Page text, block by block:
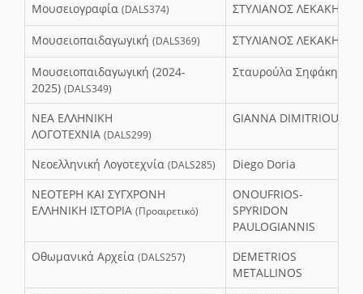
Μουσειογραφία (DALS374) ΣΤΥΛΙΑΝΟΣ ΛΕΚΑΚΗΣ
Μουσειοπαιδαγωγική (DALS369) ΣΤΥΛΙΑΝΟΣ ΛΕΚΑΚΗΣ
Μουσειοπαιδαγωγική (2024-
2025) (DALS349)
Σταυρούλα Σηφάκη
ΝΕΑ ΕΛΛΗΝΙΚΗ
ΛΟΓΟΤΕΧΝΙΑ (DALS299)
GIANNA DIMITRIOU
Νεοελληνική Λογοτεχνία (DALS285)
Diego Doria
ΝΕΟΤΕΡΗ ΚΑΙ ΣΥΓΧΡΟΝΗ
ΕΛΛΗΝΙΚΗ ΙΣΤΟΡΙΑ (Προαιρετικό)
ONOUFRIOS-
SPYRIDON
PAULOGIANNIS
Οθωμανικά Αρχεία (DALS257)
DEMETRIOS
METALLINOS